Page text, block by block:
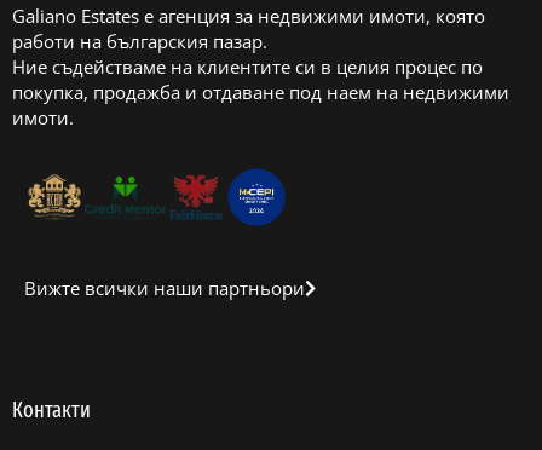
Galiano Estates е агенция за недвижими имоти, която
работи на българския пазар.
Ние съдействаме на клиентите си в целия процес по
покупка, продажба и отдаване под наем на недвижими
имоти.
Вижте всички наши партньори
Контакти